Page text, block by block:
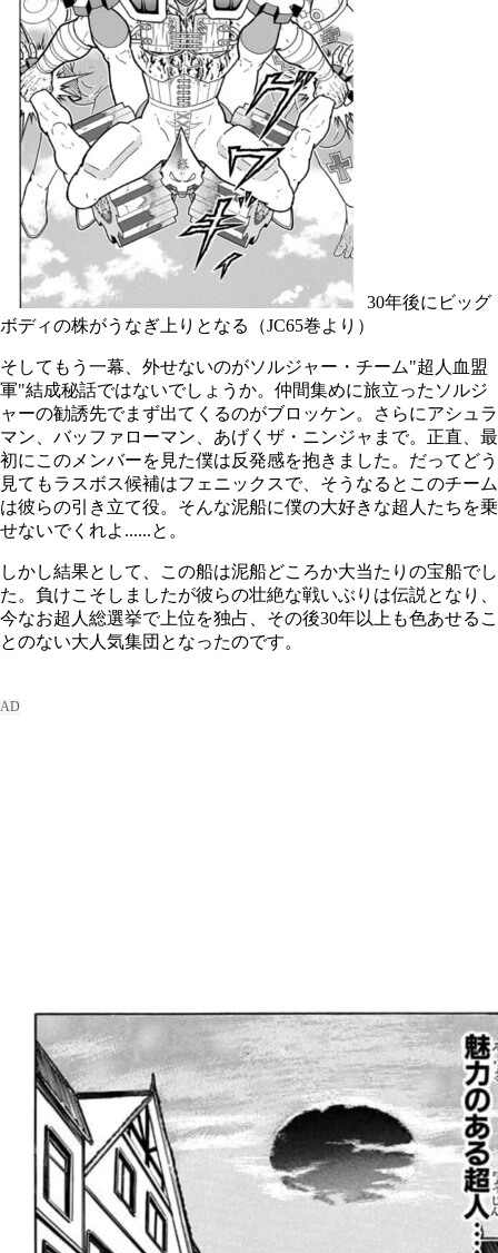
30年後にビッグ
ボディの株がうなぎ上りとなる（JC65巻より）
そしてもう一幕、外せないのがソルジャー・チーム"超人血盟
軍"結成秘話ではないでしょうか。仲間集めに旅立ったソルジ
ャーの勧誘先でまず出てくるのがブロッケン。さらにアシュラ
マン、バッファローマン、あげくザ・ニンジャまで。正直、最
初にこのメンバーを見た僕は反発感を抱きました。だってどう
見てもラスボス候補はフェニックスで、そうなるとこのチーム
は彼らの引き立て役。そんな泥船に僕の大好きな超人たちを乗
せないでくれよ......と。
しかし結果として、この船は泥船どころか大当たりの宝船でし
た。負けこそしましたが彼らの壮絶な戦いぶりは伝説となり、
今なお超人総選挙で上位を独占、その後30年以上も色あせるこ
とのない大人気集団となったのです。